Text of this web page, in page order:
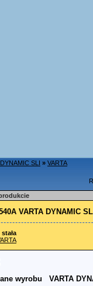
SLI » VARTA
VARTA DYNAMIC
stała
wyrobu VARTA